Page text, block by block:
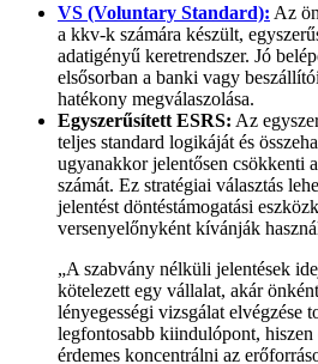
VS (Voluntary Standard): Az
a kkv-k számára készült,
adatigényű keretrendszer. Jó
elsősorban a banki vagy
hatékony megválaszolása.
Egyszerűsített ESRS: Az
teljes standard logikáját és
ugyanakkor jelentősen csökkenti
számát. Ez stratégiai választás
jelentést döntéstámogatási
versenyelőnyként kívánják
„A szabvány nélküli jelentések
kötelezett egy vállalat, akár
lényegességi vizsgálat elvégzése
legfontosabb kiindulópont, hiszen
érdemes koncentrálni az